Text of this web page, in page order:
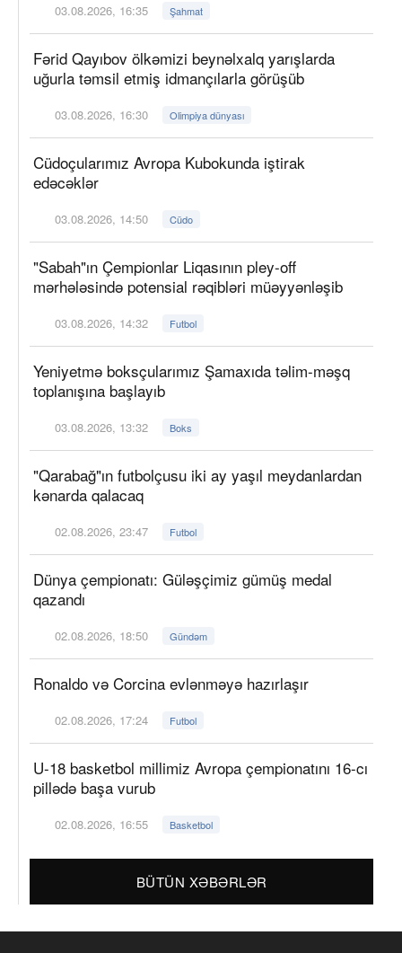
03.08.2026, 16:35 Şahmat
Fərid Qayıbov ölkəmizi beynəlxalq yarışlarda
uğurla təmsil etmiş idmançılarla görüşüb
03.08.2026, 16:30 Olimpiya dünyası
Cüdoçularımız Avropa Kubokunda iştirak
edəcəklər
03.08.2026, 14:50 Cüdo
"Sabah"ın Çempionlar Liqasının pley-off
mərhələsində potensial rəqibləri müəyyənləşib
03.08.2026, 14:32 Futbol
Yeniyetmə boksçularımız Şamaxıda təlim-məşq
toplanışına başlayıb
03.08.2026, 13:32 Boks
"Qarabağ"ın futbolçusu iki ay yaşıl meydanlardan
kənarda qalacaq
02.08.2026, 23:47 Futbol
Dünya çempionatı: Güləşçimiz gümüş medal
qazandı
02.08.2026, 18:50 Gündəm
Ronaldo və Corcina evlənməyə hazırlaşır
02.08.2026, 17:24 Futbol
U-18 basketbol millimiz Avropa çempionatını 16-cı
pillədə başa vurub
02.08.2026, 16:55 Basketbol
BÜTÜN XƏBƏRLƏR